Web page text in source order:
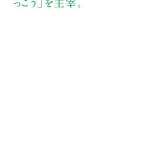
っこう」を主宰。